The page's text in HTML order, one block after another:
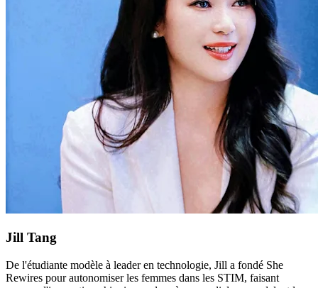
Jill Tang
De l'étudiante modèle à leader en technologie, Jill a fondé She
Rewires pour autonomiser les femmes dans les STIM, faisant